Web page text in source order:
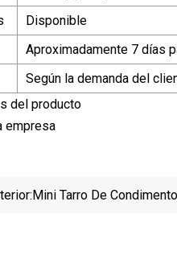
Disponible
Aproximadamente 7 días
Según la demanda del
del producto
empresa
Mini Tarro De